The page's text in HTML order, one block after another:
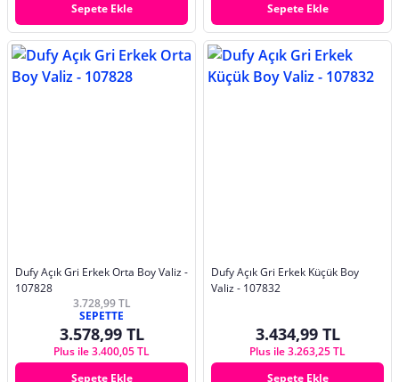
Sepete Ekle
Sepete Ekle
Dufy Açık Gri Erkek Orta Boy Valiz -
107828
3.728,99 TL
SEPETTE
3.578,99 TL
Plus ile 3.400,05 TL
Sepete Ekle
Dufy Açık Gri Erkek Küçük Boy
Valiz - 107832
3.434,99 TL
Plus ile 3.263,25 TL
Sepete Ekle